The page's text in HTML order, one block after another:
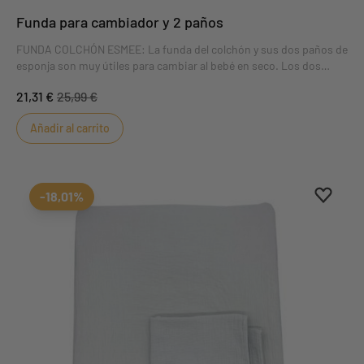
Funda para cambiador y 2 paños
FUNDA COLCHÓN ESMEE: La funda del colchón y sus dos paños de
esponja son muy útiles para cambiar al bebé en seco. Los dos
siempre limpia.DIMENSIONES : 52 x 68 x 6 cm
21,31 € 25,99 €
Añadir al carrito
borrar
-18,01%